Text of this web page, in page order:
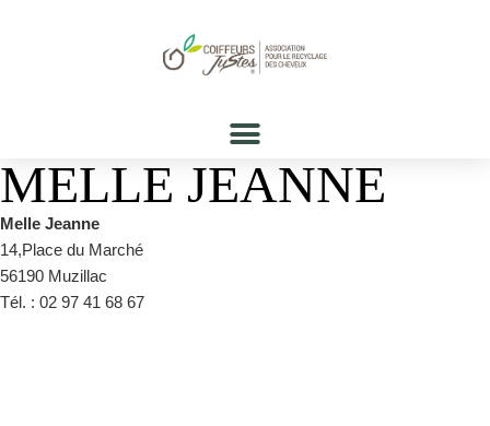
MELLE JEANNE
Melle Jeanne
14,Place du Marché
56190 Muzillac
Tél. : 02 97 41 68 67